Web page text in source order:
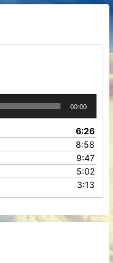
00:00
6:26
8:58
9:47
5:02
3:13